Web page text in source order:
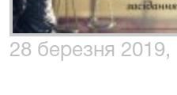
28 березня 2019,